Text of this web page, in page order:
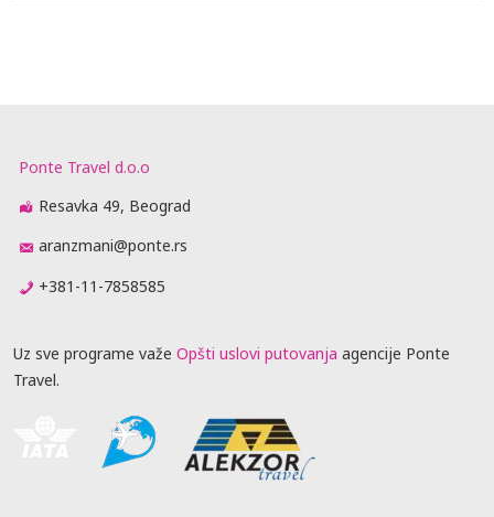
Ponte Travel d.o.o
Resavka 49, Beograd
aranzmani@ponte.rs
+381-11-7858585
Uz sve programe važe Opšti uslovi putovanja agencije Ponte
Travel.